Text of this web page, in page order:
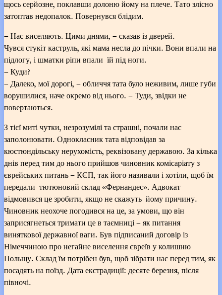
щось серйозне, поклавши долоню йому на плече. Тато злісно
затоптав недопалок. Повернувся блідим.
– Нас виселяють. Цими днями, – сказав із дверей.
Чувся стукіт каструль, які мама несла до пічки. Вони впали на
підлогу, і шматки ріпи впали їй під ноги.
– Куди?
– Далеко, мої дорогі, – обличчя тата було неживим, лише губи
ворушилися, наче окремо від нього. – Туди, звідки не
повертаються.
З тієї миті чутки, незрозумілі та страшні, почали нас
заполонювати. Однокласник тата відповідав за
кюстюндільську нерухомість, реквізовану державою. За кілька
днів перед тим до нього прийшов чиновник комісаріату з
єврейських питань – КЄП, так його називали і хотіли, щоб їм
передали тютюновий склад «Фернандес». Адвокат
відмовився це зробити, якщо не скажуть йому причину.
Чиновник неохоче погодився на це, за умови, що він
заприсягнеться тримати це в таємниці – як питання
виняткової державної ваги. Був підписаний договір із
Німеччиною про негайне виселення євреїв у колишню
Польщу. Склад їм потрібен був, щоб зібрати нас перед тим, як
посадять на поїзд. Дата екстрадиції: десяте березня, після
півночі.